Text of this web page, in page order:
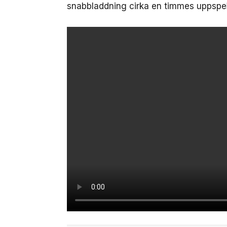
snabbladdning cirka en timmes